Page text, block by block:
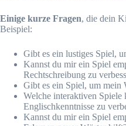
Einige kurze Fragen, die dein
Beispiel:
Gibt es ein lustiges Spiel,
Kannst du mir ein Spiel
Rechtschreibung zu
Gibt es ein Spiel, um mein
Welche interaktiven Spiele
Englischkenntnisse zu
Kannst du mir ein Spiel